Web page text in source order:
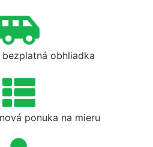
bezplatná obhliadka
ponuka na mieru